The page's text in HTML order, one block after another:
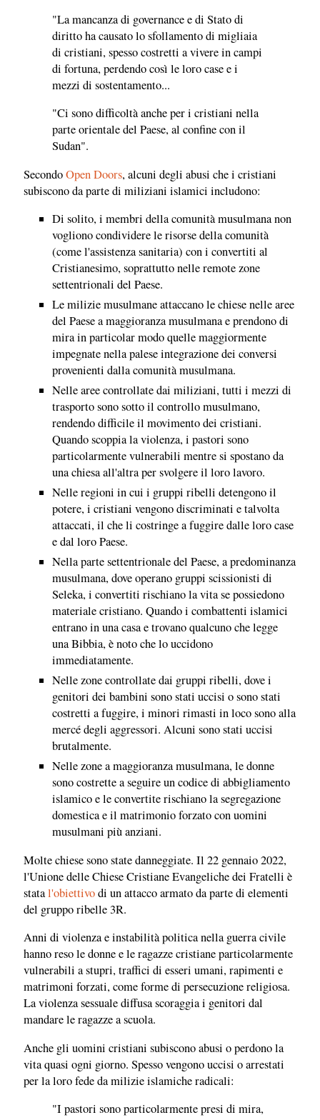
"La mancanza di governance e di Stato di
diritto ha causato lo sfollamento di migliaia
di cristiani, spesso costretti a vivere in campi
di fortuna, perdendo così le loro case e i
mezzi di sostentamento...
"Ci sono difficoltà anche per i cristiani nella
parte orientale del Paese, al confine con il
Sudan".
SecondoOpen Doors, alcuni degli abusi che i cristiani
subiscono da parte di miliziani islamici includono:
Di solito, i membri della comunità musulmana non
vogliono condividere le risorse della comunità
(come l'assistenza sanitaria) con i convertiti al
Cristianesimo, soprattutto nelle remote zone
settentrionali del Paese.
Le milizie musulmane attaccano le chiese nelle aree
del Paese a maggioranza musulmana e prendono di
mira in particolar modo quelle maggiormente
impegnate nella palese integrazione dei conversi
provenienti dalla comunità musulmana.
Nelle aree controllate dai miliziani, tutti i mezzi di
trasporto sono sotto il controllo musulmano,
rendendo difficile il movimento dei cristiani.
Quando scoppia la violenza, i pastori sono
particolarmente vulnerabili mentre si spostano da
una chiesa all'altra per svolgere il loro lavoro.
Nelle regioni in cui i gruppi ribelli detengono il
potere, i cristiani vengono discriminati e talvolta
attaccati, il che li costringe a fuggire dalle loro case
e dal loro Paese.
Nella parte settentrionale del Paese, a predominanza
musulmana, dove operano gruppi scissionisti di
Seleka, i convertiti rischiano la vita se possiedono
materiale cristiano. Quando i combattenti islamici
entrano in una casa e trovano qualcuno che legge
una Bibbia, è noto che lo uccidono
immediatamente.
Nelle zone controllate dai gruppi ribelli, dove i
genitori dei bambini sono stati uccisi o sono stati
costretti a fuggire, i minori rimasti in loco sono alla
mercé degli aggressori. Alcuni sono stati uccisi
brutalmente.
Nelle zone a maggioranza musulmana, le donne
sono costrette a seguire un codice di abbigliamento
islamico e le convertite rischiano la segregazione
domestica e il matrimonio forzato con uomini
musulmani più anziani.
Molte chiese sono state danneggiate. Il 22 gennaio 2022,
l'Unione delle Chiese Cristiane Evangeliche dei Fratelli è
statal'obiettivodi un attacco armato da parte di elementi
del gruppo ribelle 3R.
Anni di violenza e instabilità politica nella guerra civile
hanno reso le donne e le ragazze cristiane particolarmente
vulnerabili a stupri, traffici di esseri umani, rapimenti e
matrimoni forzati, come forme di persecuzione religiosa.
La violenza sessuale diffusa scoraggia i genitori dal
mandare le ragazze a scuola.
Anche gli uomini cristiani subiscono abusi o perdono la
vita quasi ogni giorno. Spesso vengono uccisi o arrestati
per la loro fede da milizie islamiche radicali:
"I pastori sono particolarmente presi di mira,